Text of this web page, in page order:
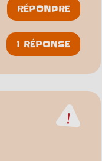
RÉPONDRE
1 RÉPONSE